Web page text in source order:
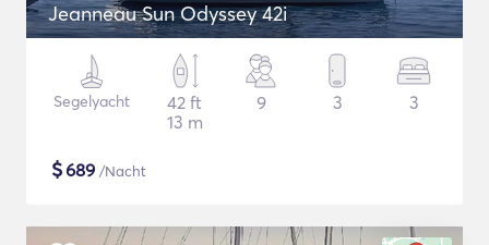
Jeanneau Sun Odyssey 42i
Segelyacht
42 ft
13 m
9 3 3
$689 /Nacht